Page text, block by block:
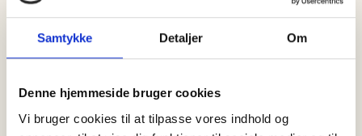
Samtykke Detaljer Om
Denne hjemmeside bruger cookies
Vi bruger cookies til at tilpasse vores indhold og
RELATEREDE
SPIRITUS